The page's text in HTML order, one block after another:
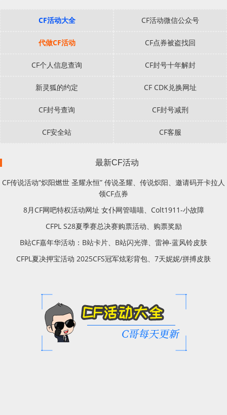
CF活动大全 CF活动微信公众号
代做CF活动 CF点券被盗找回
CF个人信息查询 CF封号十年解封
新灵狐的约定 CF CDK兑换网址
CF封号查询 CF封号减刑
CF安全站 CF客服
最新CF活动
CF传说活动“炽阳燃世 圣耀永恒” 传说圣耀、传说炽阳、邀请码开卡拉人
领CF点券
8月CF网吧特权活动网址 女仆网管喵喵、Colt1911-小故障
CFPL S28夏季赛总决赛购票活动、购票奖励
B站CF嘉年华活动：B站卡片、B站闪光弹、雷神-蓝风铃皮肤
CFPL夏决押宝活动 2025CFS冠军炫彩背包、7天妮妮/拼搏皮肤